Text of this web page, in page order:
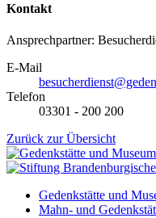
Kontakt
Ansprechpartner:
E-Mail
Telefon
03301 - 200 200
Zurück zur Übersicht
Gedenkstätte und
Mahn- und